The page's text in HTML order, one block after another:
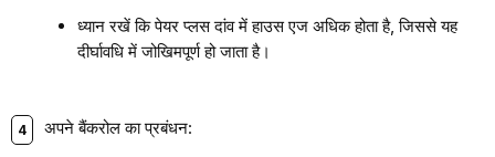
ध्यान रखें कि पेयर प्लस दांव में हाउस एज अधिक होता है, जिससे यह
दीर्घावधि में जोखिमपूर्ण हो जाता है।
अपने बैंकरोल का प्रबंधन: